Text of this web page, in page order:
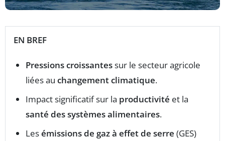
EN BREF
Pressions croissantessur le secteur agricole
liées au changement climatique.
Impact significatif sur la productivité et la
santé des systèmes alimentaires.
Lesémissions de gaz à effet de serre (GES)